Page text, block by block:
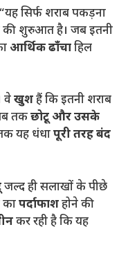
सिर्फ शराब पकड़ना
की शुरुआत है। जब इतनी
आर्थिक ढाँचाहिल
वेखुशहैं कि इतनी शराब
तकछोटू और उसके
यह धंधापूरी तरह बंद
जल्द ही सलाखों के पीछे
कापर्दाफाशहोने की
कर रही है कि यह